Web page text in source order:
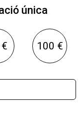
única
100 €